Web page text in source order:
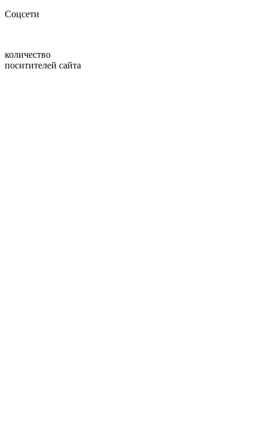
Соцсети
количество
поситителей сайта